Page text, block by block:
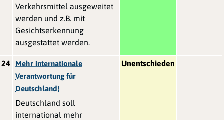
Verkehrsmittel ausgeweitet
werden und z.B. mit
Gesichtserkennung
ausgestattet werden.
24
Mehr internationale
Verantwortung für
Deutschland!
Deutschland soll
international mehr
Unentschieden